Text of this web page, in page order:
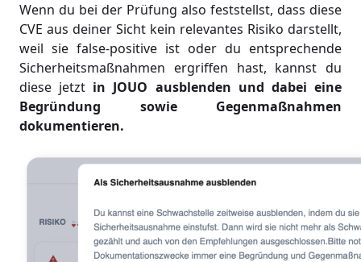
Wenn du bei der Prüfung also feststellst, dass diese
CVE aus deiner Sicht kein relevantes Risiko darstellt,
weil sie false-positive ist oder du entsprechende
Sicherheitsmaßnahmen ergriffen hast, kannst du
diese jetzt in JOUO ausblenden und dabei eine
Begründung sowie Gegenmaßnahmen
dokumentieren.